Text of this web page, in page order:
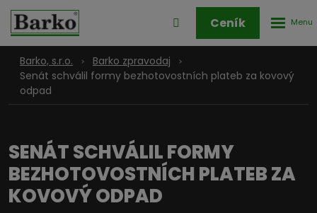
Přihlášení
zóny
Ceník
Barko, s.r.o.
Barko zpravodaj
Senát schválil formy bezhotovostních plateb za kovový
odpad
SENÁT SCHVÁLIL FORMY
BEZHOTOVOSTNÍCH PLATEB ZA
KOVOVÝ ODPAD